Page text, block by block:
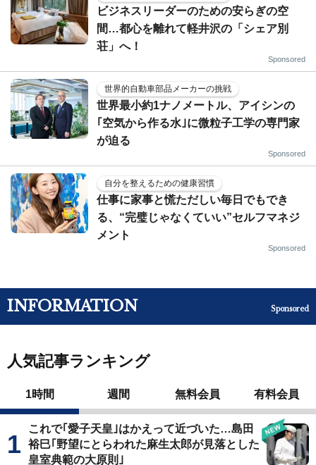
ビジネスリーダーのための安らぎの空
間…都心を離れて軽井沢の「シェア別
荘」へ！
Sponsored
世界的自動車部品メーカーの挑戦
世界最小約1ナノメートル、アイシンの
｢空気から作る水｣に微粒子工学の専門家
が迫る
Sponsored
自分を整えるための健康習慣
仕事に家事と慌ただしい毎日でもでき
る、“完璧じゃなくていい”セルフマネジ
メント
Sponsored
INFORMATION Sponsored
人気記事ランキング
1時間 週間 無料会員 有料会員
これで｢愛子天皇｣はかえって近づいた…島田
裕巳｢野望にとらわれた麻生太郎が見落とした
皇室典範の大原則｣